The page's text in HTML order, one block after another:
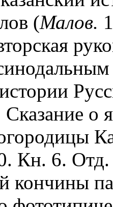
(Малов.
Сказание о
Кн. 6. Отд.
кончины